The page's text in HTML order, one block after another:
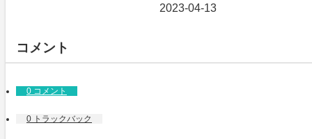
2023-04-13
コメント
0 コメント
0 トラックバック